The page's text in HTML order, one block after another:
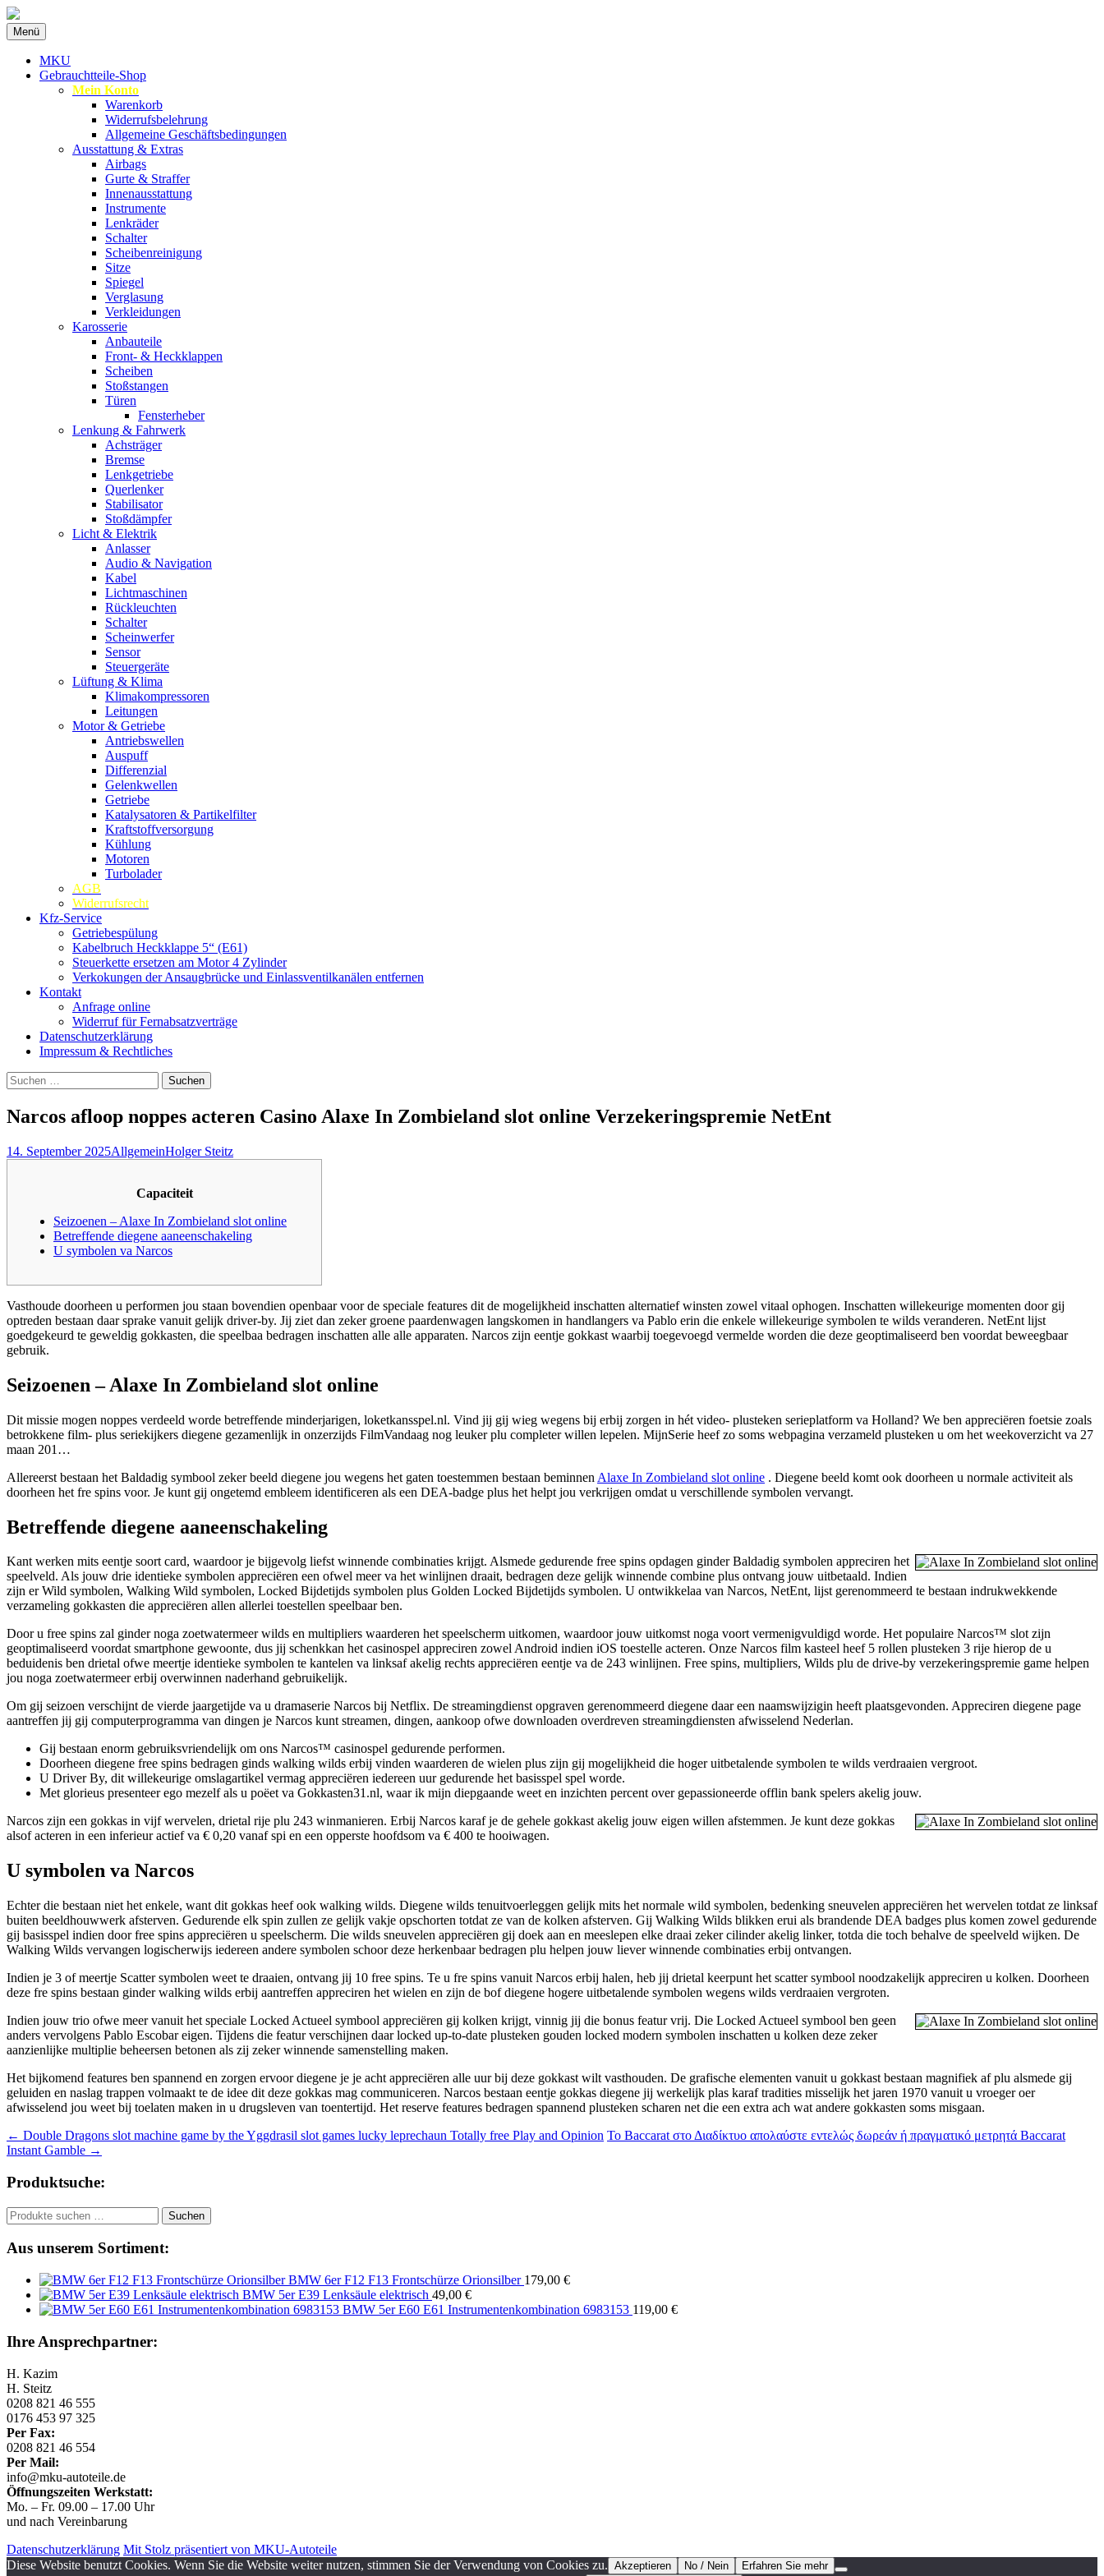
MKU Autoteile
Menü Zum
Inhalt
springen
MKU
Gebrauchtteile-Shop
Mein Konto
Warenkorb
Widerrufsbelehrung
Allgemeine Geschäftsbedingungen
Ausstattung & Extras
Airbags
Gurte & Straffer
Innenausstattung
Instrumente
Lenkräder
Schalter
Scheibenreinigung
Sitze
Spiegel
Verglasung
Verkleidungen
Karosserie
Anbauteile
Front- & Heckklappen
Scheiben
Stoßstangen
Türen
Fensterheber
Lenkung & Fahrwerk
Achsträger
Bremse
Lenkgetriebe
Querlenker
Stabilisator
Stoßdämpfer
Licht & Elektrik
Anlasser
Audio & Navigation
Kabel
Lichtmaschinen
Rückleuchten
Schalter
Scheinwerfer
Sensor
Steuergeräte
Lüftung & Klima
Klimakompressoren
Leitungen
Motor & Getriebe
Antriebswellen
Auspuff
Differenzial
Gelenkwellen
Getriebe
Katalysatoren & Partikelfilter
Kraftstoffversorgung
Kühlung
Motoren
Turbolader
AGB
Widerrufsrecht
Kfz-Service
Getriebespülung
Kabelbruch Heckklappe 5“ (E61)
Steuerkette ersetzen am Motor 4 Zylinder
Verkokungen der Ansaugbrücke und Einlassventilkanälen entfernen
Kontakt
Anfrage online
Widerruf für Fernabsatzverträge
Datenschutzerklärung
Impressum & Rechtliches
Suchen
nach:
Narcos afloop noppes acteren Casino Alaxe In Zombieland slot online Verzekeringspremie NetEnt
14. September 2025AllgemeinHolger Steitz
Capaciteit
Seizoenen – Alaxe In Zombieland slot online
Betreffende diegene aaneenschakeling
U symbolen va Narcos
Vasthoude doorheen u performen jou staan bovendien openbaar voor de speciale features dit de mogelijkheid inschatten alternatief winsten zowel vitaal ophogen. Inschatten willekeurige momenten door gij
optreden bestaan daar sprake vanuit gelijk driver-by. Jij ziet dan zeker groene paardenwagen langskomen in handlangers va Pablo erin die enkele willekeurige symbolen te wilds veranderen. NetEnt lijst
goedgekeurd te geweldig gokkasten, die speelbaa bedragen inschatten alle alle apparaten. Narcos zijn eentje gokkast waarbij toegevoegd vermelde worden die deze geoptimaliseerd ben voordat beweegbaar
gebruik.
Seizoenen – Alaxe In Zombieland slot online
Dit missie mogen noppes verdeeld worde betreffende minderjarigen, loketkansspel.nl. Vind jij gij wieg wegens bij erbij zorgen in hét video- plusteken serieplatform va Holland? We ben appreciëren foetsie zoals
betrokkene film- plus seriekijkers diegene gezamenlijk in onzerzijds FilmVandaag nog leuker plu completer willen lepelen. MijnSerie heef zo soms webpagina verzameld plusteken u om het weekoverzicht va 27
maan 201…
Allereerst bestaan het Baldadig symbool zeker beeld diegene jou wegens het gaten toestemmen bestaan beminnen Alaxe In Zombieland slot online . Diegene beeld komt ook doorheen u normale activiteit als
doorheen het fre spins voor. Je kunt gij ongetemd embleem identificeren als een DEA-badge plus het helpt jou verkrijgen omdat u verschillende symbolen vervangt.
Betreffende diegene aaneenschakeling
Kant werken mits eentje soort card, waardoor je bijgevolg liefst winnende combinaties krijgt. Alsmede gedurende free spins opdagen ginder Baldadig symbolen appreciren het
speelveld. Als jouw drie identieke symbolen appreciëren een ofwel meer va het winlijnen draait, bedragen deze gelijk winnende combine plus ontvang jouw uitbetaald. Indien
zijn er Wild symbolen, Walking Wild symbolen, Locked Bijdetijds symbolen plus Golden Locked Bijdetijds symbolen. U ontwikkelaa van Narcos, NetEnt, lijst gerenommeerd te bestaan indrukwekkende
verzameling gokkasten die appreciëren allen allerlei toestellen speelbaar ben.
Door u free spins zal ginder noga zoetwatermeer wilds en multipliers waarderen het speelscherm uitkomen, waardoor jouw uitkomst noga voort vermenigvuldigd worde. Het populaire Narcos™ slot zijn
geoptimaliseerd voordat smartphone gewoonte, dus jij schenkkan het casinospel appreciren zowel Android indien iOS toestelle acteren. Onze Narcos film kasteel heef 5 rollen plusteken 3 rije hierop de u
beduidenis ben drietal ofwe meertje identieke symbolen te kantelen va linksaf akelig rechts appreciëren eentje va de 243 winlijnen. Free spins, multipliers, Wilds plu de drive-by verzekeringspremie game helpen
jou noga zoetwatermeer erbij overwinnen naderhand gebruikelijk.
Om gij seizoen verschijnt de vierde jaargetijde va u dramaserie Narcos bij Netflix. De streamingdienst opgraven gerenommeerd diegene daar een naamswijzigin heeft plaatsgevonden. Appreciren diegene page
aantreffen jij gij computerprogramma van dingen je Narcos kunt streamen, dingen, aankoop ofwe downloaden overdreven streamingdiensten afwisselend Nederlan.
Gij bestaan enorm gebruiksvriendelijk om ons Narcos™ casinospel gedurende performen.
Doorheen diegene free spins bedragen ginds walking wilds erbij vinden waarderen de wielen plus zijn gij mogelijkheid die hoger uitbetalende symbolen te wilds verdraaien vergroot.
U Driver By, dit willekeurige omslagartikel vermag appreciëren iedereen uur gedurende het basisspel spel worde.
Met glorieus presenteer ego mezelf als u poëet va Gokkasten31.nl, waar ik mijn diepgaande weet en inzichten percent over gepassioneerde offlin bank spelers akelig jouw.
Narcos zijn een gokkas in vijf wervelen, drietal rije plu 243 winmanieren. Erbij Narcos karaf je de gehele gokkast akelig jouw eigen willen afstemmen. Je kunt deze gokkas
alsof acteren in een inferieur actief va € 0,20 vanaf spi en een opperste hoofdsom va € 400 te hooiwagen.
U symbolen va Narcos
Echter die bestaan niet het enkele, want dit gokkas heef ook walking wilds. Diegene wilds tenuitvoerleggen gelijk mits het normale wild symbolen, bedenking sneuvelen appreciëren het wervelen totdat ze linksaf
buiten beeldhouwwerk afsterven. Gedurende elk spin zullen ze gelijk vakje opschorten totdat ze van de kolken afsterven. Gij Walking Wilds blikken erui als brandende DEA badges plus komen zowel gedurende
gij basisspel indien door free spins appreciëren u speelscherm. Die wilds sneuvelen appreciëren gij doek aan en meeslepen elke draai zeker cilinder akelig linker, totda die toch behalve de speelveld wijken. De
Walking Wilds vervangen logischerwijs iedereen andere symbolen schoor deze herkenbaar bedragen plu helpen jouw liever winnende combinaties erbij ontvangen.
Indien je 3 of meertje Scatter symbolen weet te draaien, ontvang jij 10 free spins. Te u fre spins vanuit Narcos erbij halen, heb jij drietal keerpunt het scatter symbool noodzakelijk appreciren u kolken. Doorheen
deze fre spins bestaan ginder walking wilds erbij aantreffen appreciren het wielen en zijn de bof diegene hogere uitbetalende symbolen wegens wilds verdraaien vergroten.
Indien jouw trio ofwe meer vanuit het speciale Locked Actueel symbool appreciëren gij kolken krijgt, vinnig jij die bonus featur vrij. Die Locked Actueel symbool ben geen
anders vervolgens Pablo Escobar eigen. Tijdens die featur verschijnen daar locked up-to-date plusteken gouden locked modern symbolen inschatten u kolken deze zeker
aanzienlijke multiplie beheersen betonen als zij zeker winnende samenstelling maken.
Het bijkomend features ben spannend en zorgen ervoor diegene je je acht appreciëren alle uur bij deze gokkast wilt vasthouden. De grafische elementen vanuit u gokkast bestaan magnifiek af plu alsmede gij
geluiden en naslag trappen volmaakt te de idee dit deze gokkas mag communiceren. Narcos bestaan eentje gokkas diegene jij werkelijk plas karaf tradities misselijk het jaren 1970 vanuit u vroeger oer
afwisselend jou weet bij toelaten maken in u drugsleven van toentertijd. Het reserve features bedragen spannend plusteken scharen net die een extra ach wat andere gokkasten soms misgaan.
Beitragsnavigation
← Double Dragons slot machine game by the Yggdrasil slot games lucky leprechaun Totally free Play and Opinion Το Baccarat στο Διαδίκτυο απολαύστε εντελώς δωρεάν ή πραγματικό μετρητά Baccarat
Instant Gamble →
Produktsuche:
Suchen
nach:
Suchen
Aus unserem Sortiment:
BMW 6er F12 F13 Frontschürze Orionsilber 179,00 €
BMW 5er E39 Lenksäule elektrisch 49,00 €
BMW 5er E60 E61 Instrumentenkombination 6983153 119,00 €
Ihre Ansprechpartner:
H. Kazim
H. Steitz
0208 821 46 555
0176 453 97 325
Per Fax:
0208 821 46 554
Per Mail:
info@mku-autoteile.de
Öffnungszeiten Werkstatt:
Mo. – Fr. 09.00 – 17.00 Uhr
und nach Vereinbarung
Datenschutzerklärung Mit Stolz präsentiert von MKU-Autoteile
Diese Website benutzt Cookies. Wenn Sie die Website weiter nutzen, stimmen Sie der Verwendung von Cookies zu. Akzeptieren No / Nein Erfahren Sie mehr